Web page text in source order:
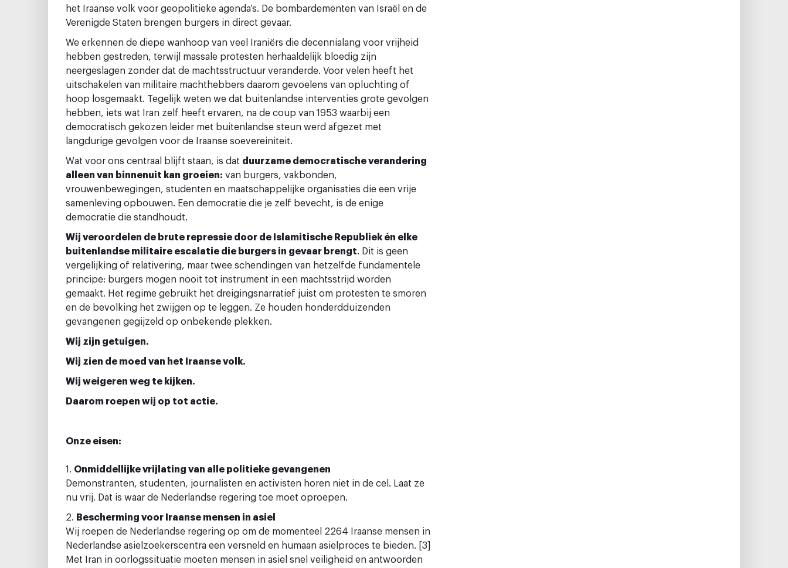
het Iraanse volk voor geopolitieke agenda’s. De bombardementen van Israël en de
Verenigde Staten brengen burgers in direct gevaar.
We erkennen de diepe wanhoop van veel Iraniërs die decennialang voor vrijheid
hebben gestreden, terwijl massale protesten herhaaldelijk bloedig zijn
neergeslagen zonder dat de machtsstructuur veranderde. Voor velen heeft het
uitschakelen van militaire machthebbers daarom gevoelens van opluchting of
hoop losgemaakt. Tegelijk weten we dat buitenlandse interventies grote gevolgen
hebben, iets wat Iran zelf heeft ervaren, na de coup van 1953 waarbij een
democratisch gekozen leider met buitenlandse steun werd afgezet met
langdurige gevolgen voor de Iraanse soevereiniteit.
Wat voor ons centraal blijft staan, is dat duurzame democratische verandering
alleen van binnenuit kan groeien: van burgers, vakbonden,
vrouwenbewegingen, studenten en maatschappelijke organisaties die een vrije
samenleving opbouwen. Een democratie die je zelf bevecht, is de enige
democratie die standhoudt.
Wij veroordelen de brute repressie door de Islamitische Republiek én elke
buitenlandse militaire escalatie die burgers in gevaar brengt. Dit is geen
vergelijking of relativering, maar twee schendingen van hetzelfde fundamentele
principe: burgers mogen nooit tot instrument in een machtsstrijd worden
gemaakt. Het regime gebruikt het dreigingsnarratief juist om protesten te smoren
en de bevolking het zwijgen op te leggen. Ze houden honderdduizenden
gevangenen gegijzeld op onbekende plekken.
Wij zijn getuigen.
Wij zien de moed van het Iraanse volk.
Wij weigeren weg te kijken.
Daarom roepen wij op tot actie.
Onze eisen:
1. Onmiddellijke vrijlating van alle politieke gevangenen
Demonstranten, studenten, journalisten en activisten horen niet in de cel. Laat ze
nu vrij. Dat is waar de Nederlandse regering toe moet oproepen.
2. Bescherming voor Iraanse mensen in asiel
Wij roepen de Nederlandse regering op om de momenteel 2264 Iraanse mensen in
Nederlandse asielzoekerscentra een versneld en humaan asielproces te bieden. [3]
Met Iran in oorlogssituatie moeten mensen in asiel snel veiligheid en antwoorden